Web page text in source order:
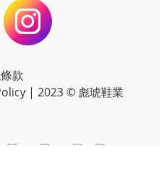
款
| 2023 © 彪琥鞋業